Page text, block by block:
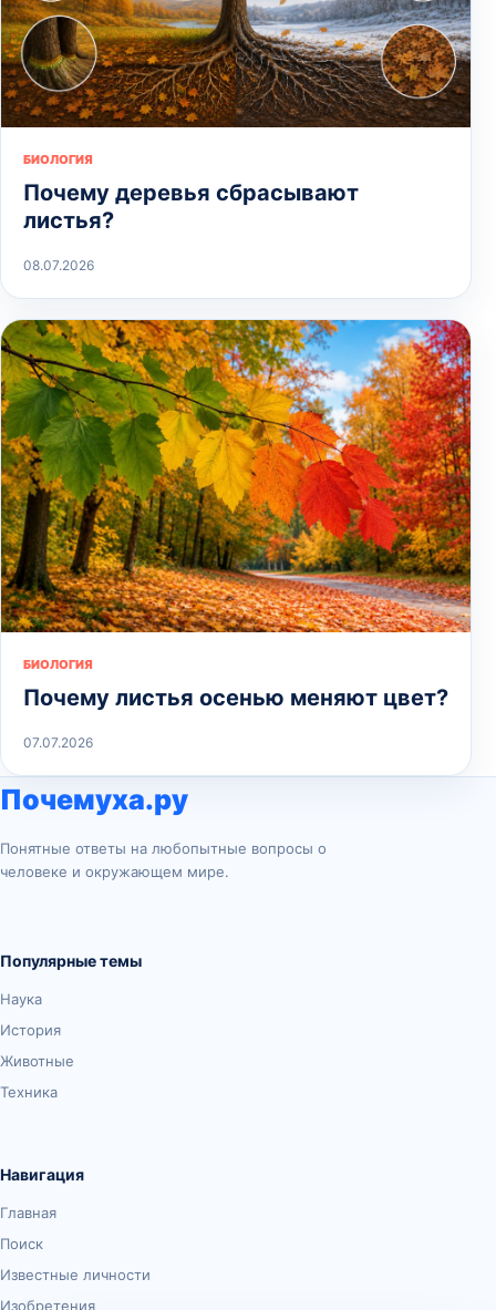
БИОЛОГИЯ
Почему деревья сбрасывают
листья?
08.07.2026
БИОЛОГИЯ
Почему листья осенью меняют цвет?
07.07.2026
Почемуха.ру
Понятные ответы на любопытные вопросы о
человеке и окружающем мире.
Популярные темы
Наука
История
Животные
Техника
Навигация
Главная
Поиск
Известные личности
Изобретения